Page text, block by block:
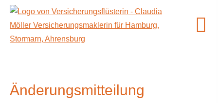
Änderungsmitteilung